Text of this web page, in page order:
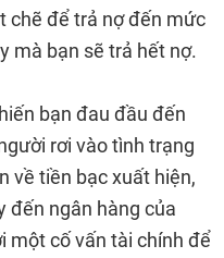
chẽ để trả nợ đến mức
mà bạn sẽ trả hết nợ.
bạn đau đầu đến
rơi vào tình trạng
về tiền bạc xuất hiện,
đến ngân hàng của
một cố vấn tài chính để